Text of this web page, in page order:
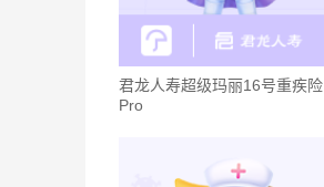
君龙人寿超级玛丽16号重疾险
Pro